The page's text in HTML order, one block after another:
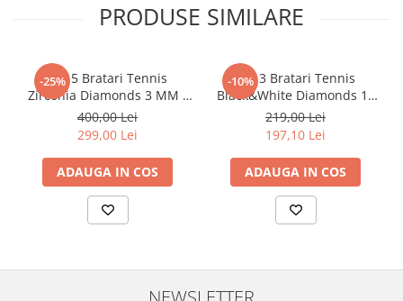
PRODUSE SIMILARE
-25%
Set 5 Bratari Tennis
Zirconia Diamonds 3 MM /
19.5 CM
400,00 Lei
299,00 Lei
ADAUGA IN COS
-10%
Set 3 Bratari Tennis
Black&White Diamonds 19
CM
219,00 Lei
197,10 Lei
ADAUGA IN COS